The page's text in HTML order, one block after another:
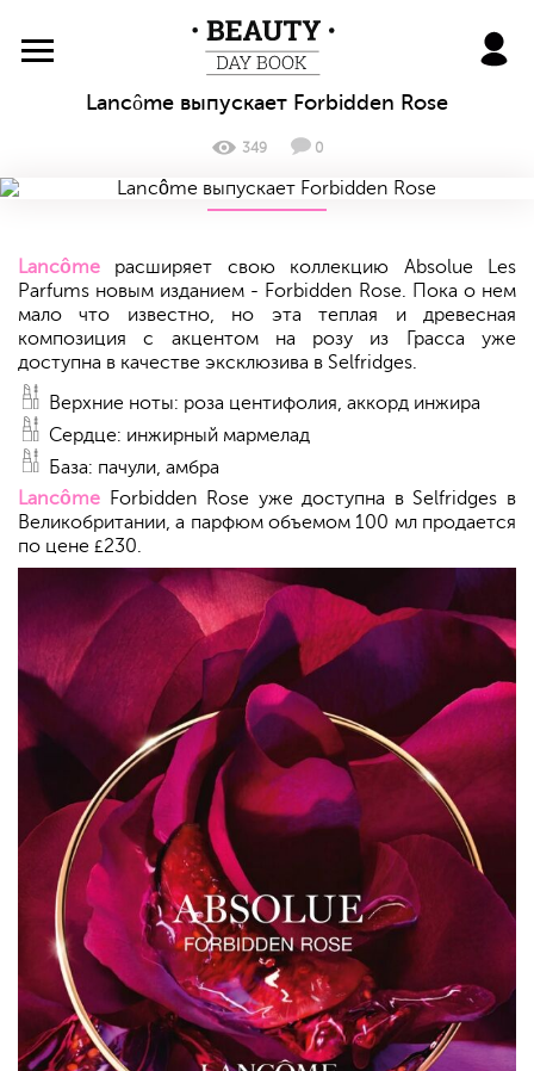
BeautyDayBook
Lancôme выпускает Forbidden Rose
349 0
Lancôme расширяет свою коллекцию Absolue Les
Parfums новым изданием - Forbidden Rose. Пока о нем
мало что известно, но эта теплая и древесная
композиция с акцентом на розу из Грасса уже
доступна в качестве эксклюзива в Selfridges.
Верхние ноты: роза центифолия, аккорд инжира
Сердце: инжирный мармелад
База: пачули, амбра
Lancôme Forbidden Rose уже доступна в Selfridges в
Великобритании, а парфюм объемом 100 мл продается
по цене £230.